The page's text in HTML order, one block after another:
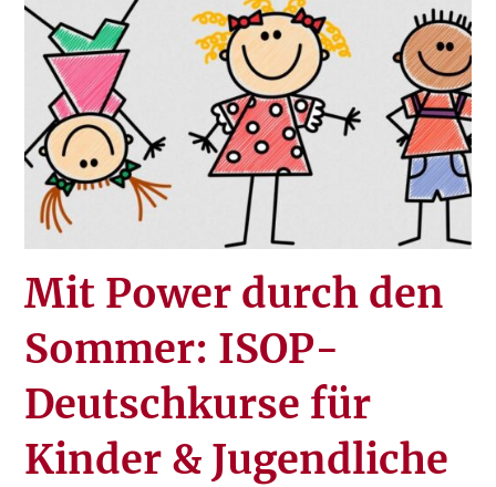
Mit Power durch den
Sommer: ISOP-
Deutschkurse für
Kinder & Jugendliche